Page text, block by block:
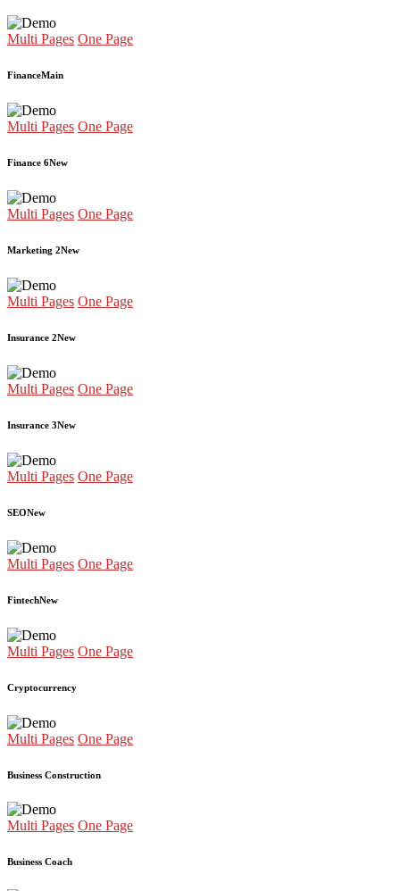
Multi Pages One Page
FinanceMain
Multi Pages One Page
Finance 6New
Multi Pages One Page
Marketing 2New
Multi Pages One Page
Insurance 2New
Multi Pages One Page
Insurance 3New
Multi Pages One Page
SEONew
Multi Pages One Page
FintechNew
Multi Pages One Page
Cryptocurrency
Multi Pages One Page
Business Construction
Multi Pages One Page
Business Coach